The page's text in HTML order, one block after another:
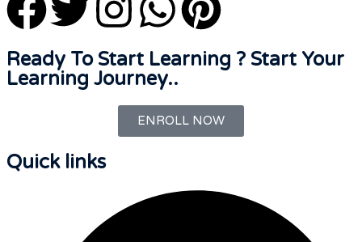
Ready To Start Learning ? Start Your
Learning Journey..
ENROLL NOW
Quick links